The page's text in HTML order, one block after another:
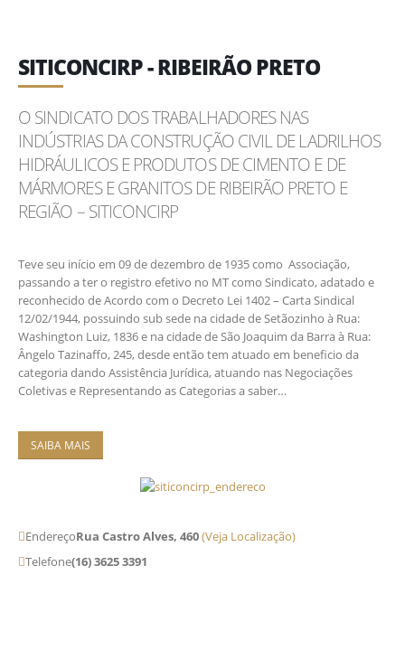
SITICONCIRP - RIBEIRÃO PRETO
O SINDICATO DOS TRABALHADORES NAS
INDÚSTRIAS DA CONSTRUÇÃO CIVIL DE LADRILHOS
HIDRÁULICOS E PRODUTOS DE CIMENTO E DE
MÁRMORES E GRANITOS DE RIBEIRÃO PRETO E
REGIÃO – SITICONCIRP
Teve seu início em 09 de dezembro de 1935 como Associação,
passando a ter o registro efetivo no MT como Sindicato, adatado e
reconhecido de Acordo com o Decreto Lei 1402 – Carta Sindical
12/02/1944, possuindo sub sede na cidade de Setãozinho à Rua:
Washington Luiz, 1836 e na cidade de São Joaquim da Barra à Rua:
Ângelo Tazinaffo, 245, desde então tem atuado em beneficio da
categoria dando Assistência Jurídica, atuando nas Negociações
Coletivas e Representando as Categorias a saber…
SAIBA MAIS
EndereçoRua Castro Alves, 460(Veja Localização)
Telefone(16) 3625 3391